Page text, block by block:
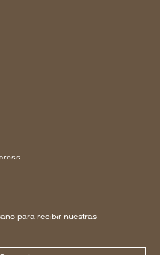
para recibir nuestras